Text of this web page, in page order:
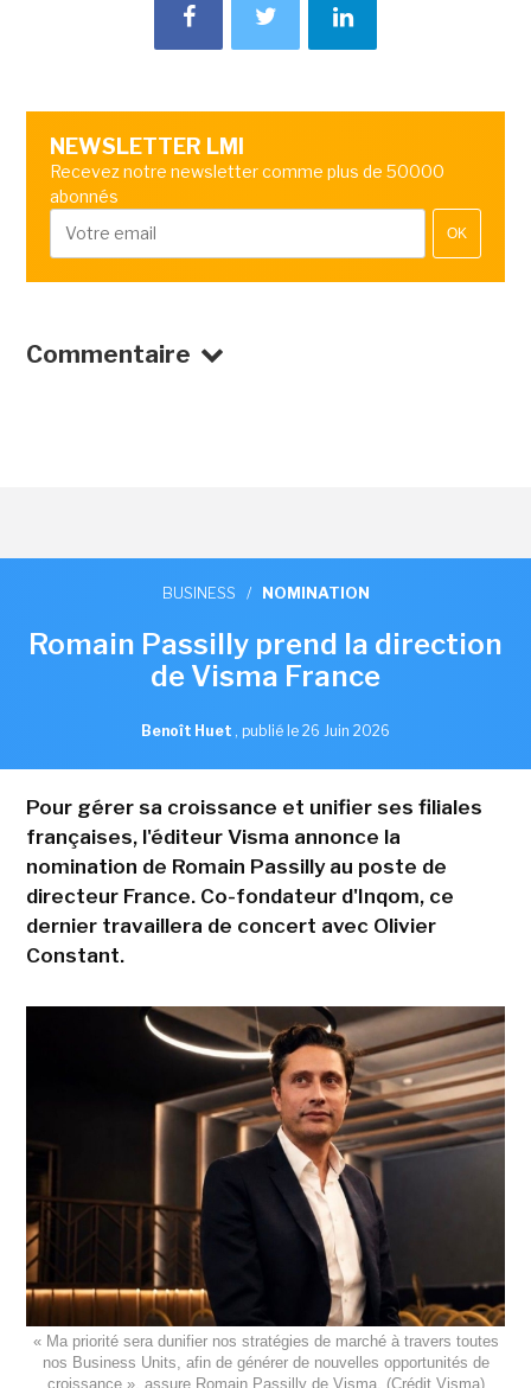
NEWSLETTER LMI
Recevez notre newsletter comme plus de 50000
abonnés
OK
Commentaire
BUSINESS / NOMINATION
Romain Passilly prend la direction
de Visma France
Benoît Huet , publié le 26 Juin 2026
Pour gérer sa croissance et unifier ses filiales
françaises, l'éditeur Visma annonce la
nomination de Romain Passilly au poste de
directeur France. Co-fondateur d'Inqom, ce
dernier travaillera de concert avec Olivier
Constant.
« Ma priorité sera dunifier nos stratégies de marché à travers toutes
nos Business Units, afin de générer de nouvelles opportunités de
croissance », assure Romain Passilly de Visma. (Crédit Visma)